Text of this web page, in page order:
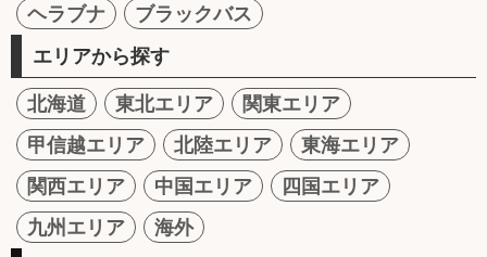
ヘラブナ
ブラックバス
エリアから探す
北海道 東北エリア
関東エリア
甲信越エリア
北陸エリア
東海エリア
関西エリア
中国エリア
四国エリア
九州エリア
海外